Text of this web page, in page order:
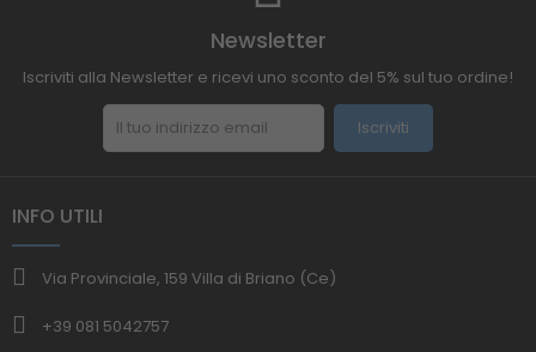
Newsletter
Iscriviti alla Newsletter e ricevi uno sconto del 5% sul tuo ordine!
Iscriviti
INFO UTILI
Via Provinciale, 159 Villa di Briano (Ce)
+39 081 5042757